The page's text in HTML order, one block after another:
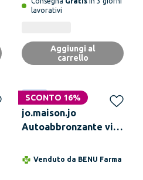
lavorativi
Aggiungi al
carrello
SCONTO 16%
Novità
jo.maison.jo
Autoabbronzante viso
SoleVenduto da BENU Farma